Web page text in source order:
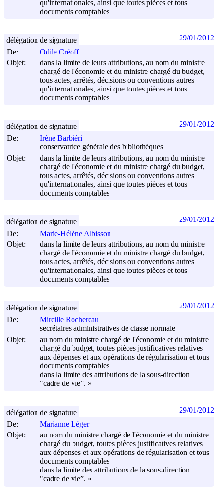
qu'internationales, ainsi que toutes pièces et tous
documents comptables
De:
Odile Créoff
Objet:
dans la limite de leurs attributions, au nom du ministre
chargé de l'économie et du ministre chargé du budget,
tous actes, arrêtés, décisions ou conventions autres
qu'internationales, ainsi que toutes pièces et tous
documents comptables
délégation de signature 29/01/2012
De:
Irène Barbiéri
conservatrice générale des bibliothèques
Objet:
dans la limite de leurs attributions, au nom du ministre
chargé de l'économie et du ministre chargé du budget,
tous actes, arrêtés, décisions ou conventions autres
qu'internationales, ainsi que toutes pièces et tous
documents comptables
délégation de signature 29/01/2012
De:
Marie-Hélène Albisson
Objet:
dans la limite de leurs attributions, au nom du ministre
chargé de l'économie et du ministre chargé du budget,
tous actes, arrêtés, décisions ou conventions autres
qu'internationales, ainsi que toutes pièces et tous
documents comptables
délégation de signature 29/01/2012
De:
Mireille Rochereau
secrétaires administratives de classe normale
Objet:
au nom du ministre chargé de l'économie et du ministre
chargé du budget, toutes pièces justificatives relatives
aux dépenses et aux opérations de régularisation et tous
documents comptables
dans la limite des attributions de la sous-direction
"cadre de vie”. »
délégation de signature 29/01/2012
De:
Marianne Léger
Objet:
au nom du ministre chargé de l'économie et du ministre
chargé du budget, toutes pièces justificatives relatives
aux dépenses et aux opérations de régularisation et tous
documents comptables
dans la limite des attributions de la sous-direction
"cadre de vie”. »
délégation de signature 29/01/2012